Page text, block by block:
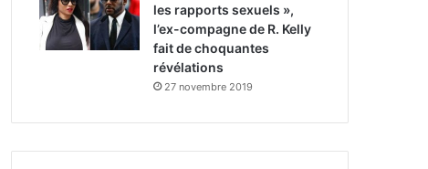
les rapports sexuels »,
l’ex-compagne de R. Kelly
fait de choquantes
révélations
27 novembre 2019